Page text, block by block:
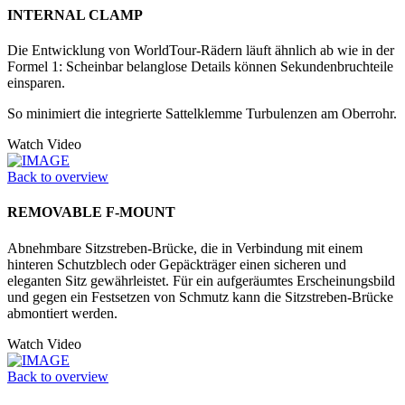
INTERNAL CLAMP
Die Entwicklung von WorldTour-Rädern läuft ähnlich ab wie in der
Formel 1: Scheinbar belanglose Details können Sekundenbruchteile
einsparen.
So minimiert die integrierte Sattelklemme Turbulenzen am Oberrohr.
Watch Video
Back to overview
REMOVABLE F-MOUNT
Abnehmbare Sitzstreben-Brücke, die in Verbindung mit einem
hinteren Schutzblech oder Gepäckträger einen sicheren und
eleganten Sitz gewährleistet. Für ein aufgeräumtes Erscheinungsbild
und gegen ein Festsetzen von Schmutz kann die Sitzstreben-Brücke
abmontiert werden.
Watch Video
Back to overview